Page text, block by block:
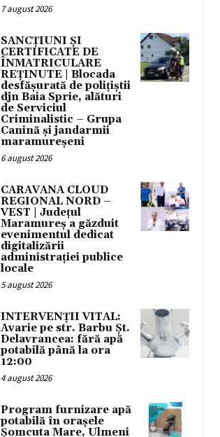
7 august 2026
SANCȚIUNI ȘI
CERTIFICATE DE
ÎNMATRICULARE
REȚINUTE | Blocada
desfășurată de polițiștii
djn Baia Sprie, alături
de Serviciul
Criminalistic – Grupa
Canină și jandarmii
maramureșeni
6 august 2026
CARAVANA CLOUD
REGIONAL NORD –
VEST | Județul
Maramureș a găzduit
evenimentul dedicat
digitalizării
administrației publice
locale
5 august 2026
INTERVENȚII VITAL:
Avarie pe str. Barbu Șt.
Delavrancea: fără apă
potabilă până la ora
12:00
4 august 2026
Program furnizare apă
potabilă în orașele
Șomcuta Mare, Ulmeni